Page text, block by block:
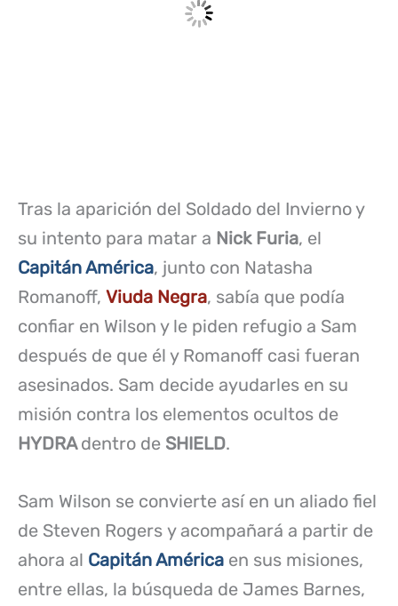
Tras la aparición del Soldado del Invierno y
su intento para matar a Nick Furia, el
Capitán América, junto con Natasha
Romanoff, Viuda Negra, sabía que podía
confiar en Wilson y le piden refugio a Sam
después de que él y Romanoff casi fueran
asesinados. Sam decide ayudarles en su
misión contra los elementos ocultos de
HYDRAdentro de SHIELD.
Sam Wilson se convierte así en un aliado fiel
de Steven Rogers y acompañará a partir de
ahora al Capitán América en sus misiones,
entre ellas, la búsqueda de James Barnes,